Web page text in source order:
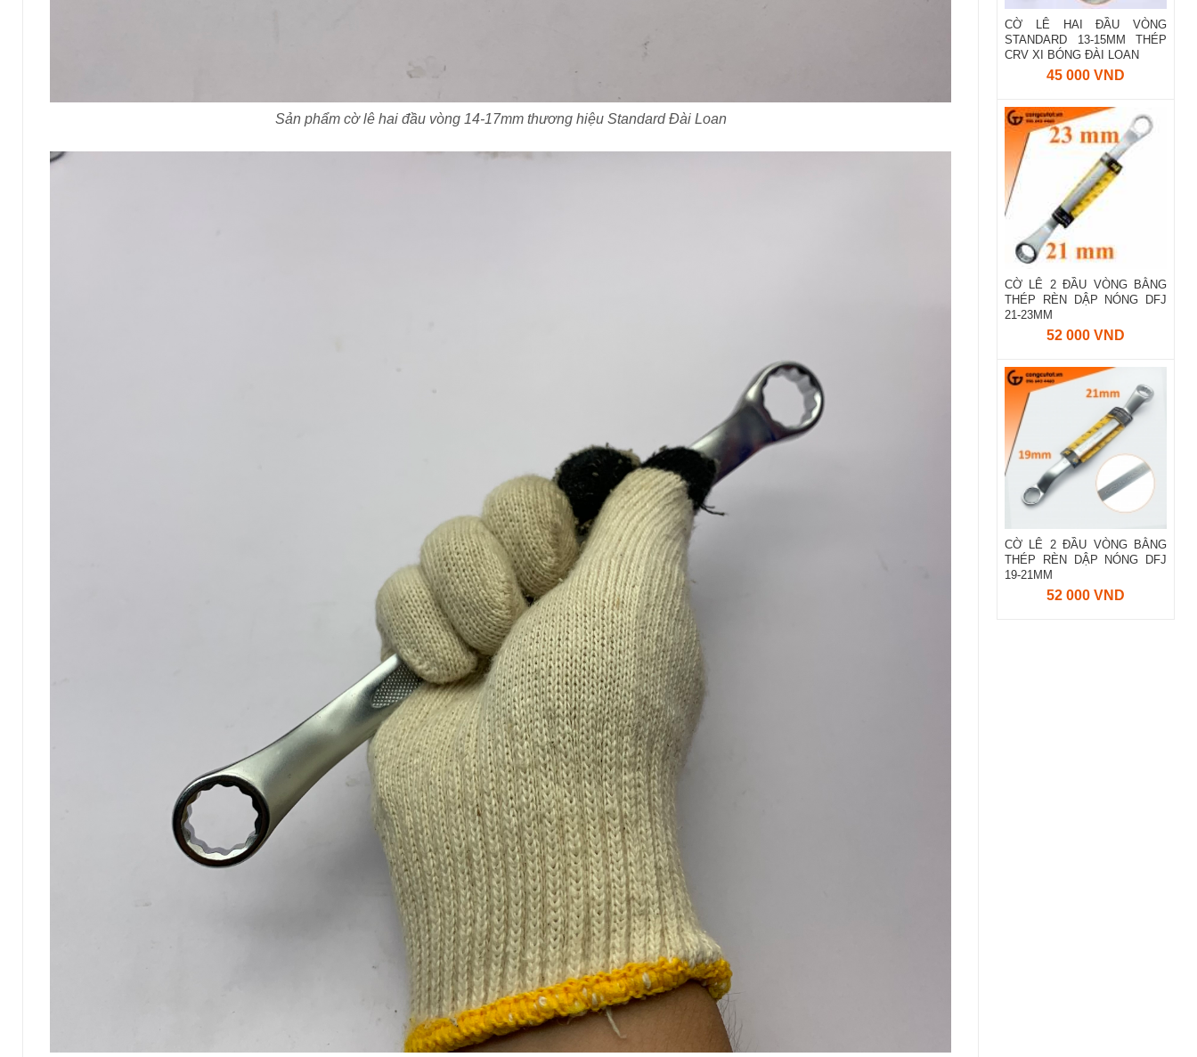
Sản phẩm cờ lê hai đầu vòng 14-17mm thương hiệu Standard Đài Loan
CỜ LÊ HAI ĐẦU VÒNG
STANDARD 13-15MM THÉP
CRV XI BÓNG ĐÀI LOAN
45 000 VND
CỜ LÊ 2 ĐẦU VÒNG BẰNG
THÉP RÈN DẬP NÓNG DFJ
21-23MM
52 000 VND
CỜ LÊ 2 ĐẦU VÒNG BẰNG
THÉP RÈN DẬP NÓNG DFJ
19-21MM
52 000 VND